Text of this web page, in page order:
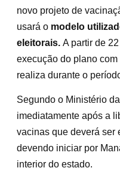
novo projeto de
usará o modelo
eleitorais. A partir de
execução do plano
realiza durante o
Segundo o Ministério
imediatamente após a
vacinas que deverá ser
devendo iniciar por
interior do estado.